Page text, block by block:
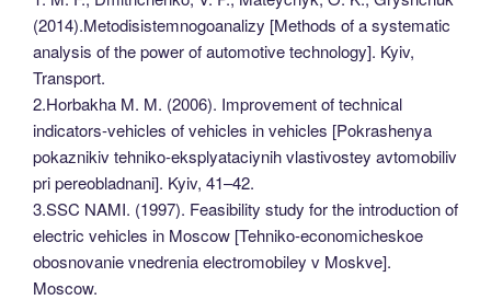
(2014).Metodisistemnogoanalizy [Methods of a systematic
analysis of the power of automotive technology]. Kyiv,
Transport.
2.Horbakha M. M. (2006). Improvement of technical
indicators-vehicles of vehicles in vehicles [Pokrashenya
pokaznikiv tehniko-eksplyataciynih vlastivostey avtomobiliv
pri pereobladnani]. Kyiv, 41–42.
3.SSC NAMI. (1997). Feasibility study for the introduction of
electric vehicles in Moscow [Tehniko-economicheskoe
obosnovanie vnedrenia electromobiley v Moskve].
Moscow.